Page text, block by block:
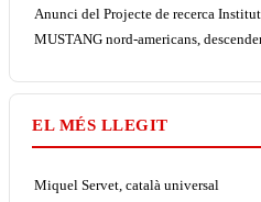
Anunci del Projecte de recerca
MUSTANG nord-americans,
EL MÉS LLEGIT
Miquel Servet, català universal